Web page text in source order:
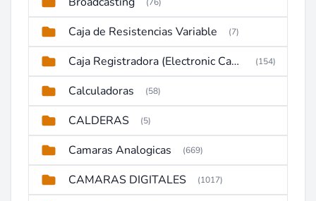
Caja de Resistencias Variable (7)
Caja Registradora (Electronic Cash Register) (154)
Calculadoras (58)
CALDERAS (5)
Camaras Analogicas (669)
CAMARAS DIGITALES (1017)